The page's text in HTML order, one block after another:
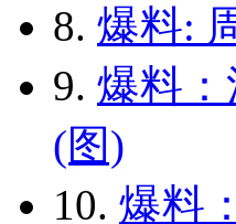
8. 爆料:
9. 爆料
(图)
10. 爆料